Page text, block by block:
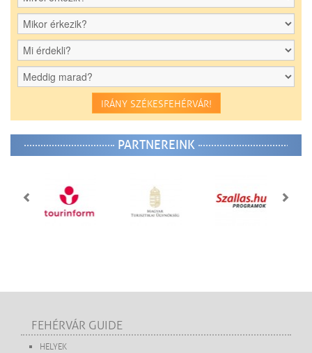
IRÁNY SZÉKESFEHÉRVÁR!
PARTNEREINK
FEHÉRVÁR GUIDE
HELYEK